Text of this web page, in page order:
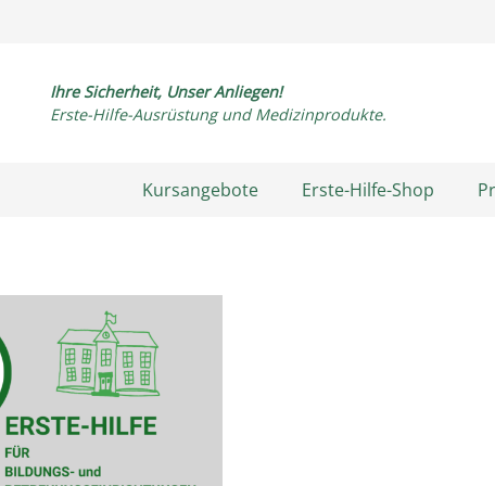
Ihre Sicherheit, Unser Anliegen!
Erste-Hilfe-Ausrüstung und Medizinprodukte.
Kursangebote Erste-Hilfe-Shop